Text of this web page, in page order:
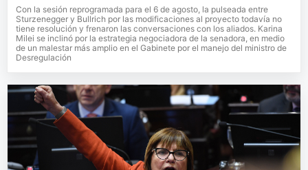
Con la sesión reprogramada para el 6 de agosto, la pulseada entre
Sturzenegger y Bullrich por las modificaciones al proyecto todavía no
tiene resolución y frenaron las conversaciones con los aliados. Karina
Milei se inclinó por la estrategia negociadora de la senadora, en medio
de un malestar más amplio en el Gabinete por el manejo del ministro de
Desregulación